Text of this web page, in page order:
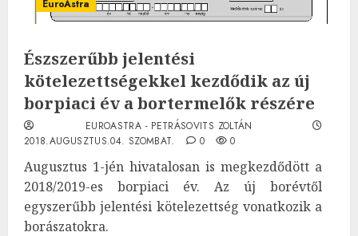
EuroAstra
Észszerűbb jelentési
kötelezettségekkel kezdődik az új
borpiaci év a bortermelők részére
EUROASTRA - PETRÁSOVITS ZOLTÁN
2018.AUGUSZTUS.04. SZOMBAT.
0 0
Augusztus 1-jén hivatalosan is megkezdődött a
2018/2019-es borpiaci év. Az új borévtől
egyszerűbb jelentési kötelezettség vonatkozik a
borászatokra.